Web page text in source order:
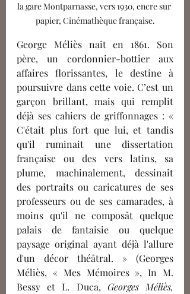
la gare Montparnasse, vers 1930, encre sur
papier, Cinémathèque française.
George Méliès nait en 1861. Son
père, un cordonnier-bottier aux
affaires florissantes, le destine à
poursuivre dans cette voie. C’est un
garçon brillant, mais qui remplit
déjà ses cahiers de griffonnages : «
C'était plus fort que lui, et tandis
qu'il ruminait une dissertation
française ou des vers latins, sa
plume, machinalement, dessinait
des portraits ou caricatures de ses
professeurs ou de ses camarades, à
moins qu'il ne composât quelque
palais de fantaisie ou quelque
paysage original ayant déjà l'allure
d'un décor théâtral. » (Georges
Méliès, « Mes Mémoires », In M.
Bessy et L. Duca, Georges Méliès,